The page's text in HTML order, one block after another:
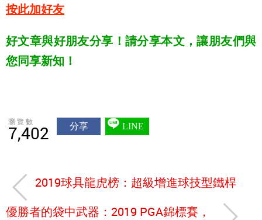
按此加好友
好文章與好朋友分享！請分享本文，讓朋友們與
您同享新知！
瀏覽數
7,402 分享 LINE
2019球具龍虎榜：超級增進球技型鐵桿
優勝者的袋中武器：2019 PGA錦標賽，